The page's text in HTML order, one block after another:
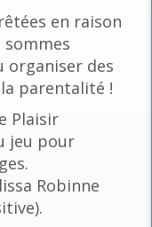
en raison
organiser des
parentalité !
Plaisir
jeu pour
Robinne